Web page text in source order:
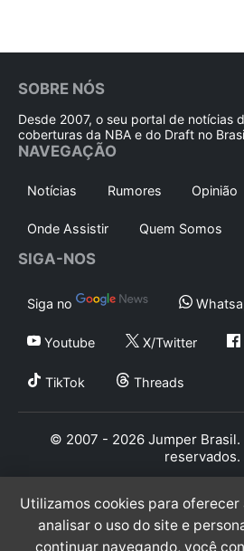
SOBRE NÓS
Desde 2007, o seu portal de notícias
coberturas da NBA e do Draft no
NAVEGAÇÃO
Notícias Rumores Opinião
Onde Assistir Quem Somos
SIGA-NOS
Siga no
Youtube X/Twitter
TikTok Threads
© 2007 - 2026 Jumper
reservados.
Utilizamos cookies para
analisar o uso do site e
continuar navegando, você